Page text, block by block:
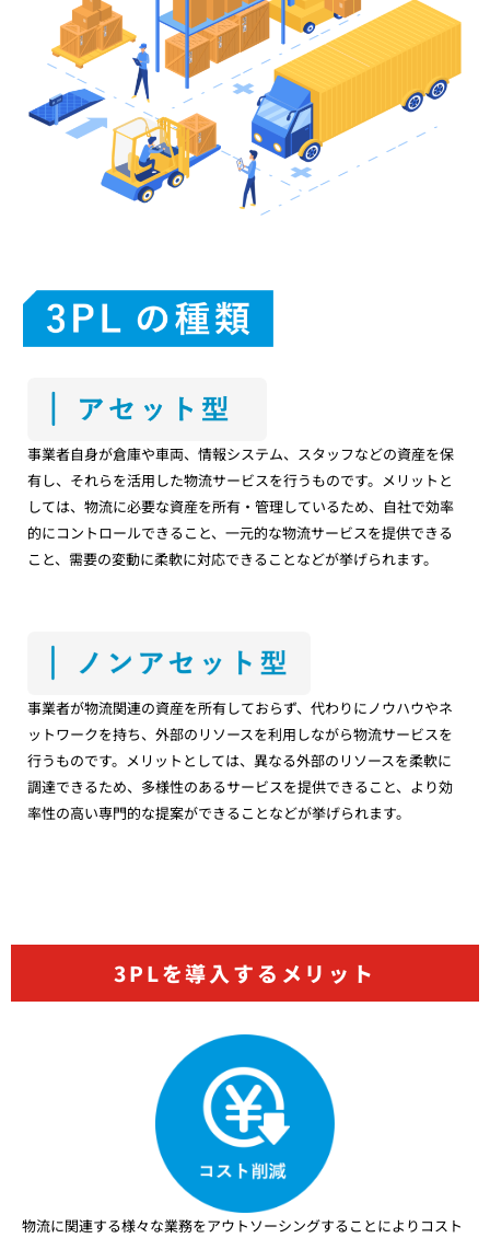
事業者自身が倉庫や車両、情報システム、スタッフなどの資産を保
有し、それらを活用した物流サービスを行うものです。メリットと
しては、物流に必要な資産を所有・管理しているため、自社で効率
的にコントロールできること、一元的な物流サービスを提供できる
こと、需要の変動に柔軟に対応できることなどが挙げられます。
事業者が物流関連の資産を所有しておらず、代わりにノウハウやネ
ットワークを持ち、外部のリソースを利用しながら物流サービスを
行うものです。メリットとしては、異なる外部のリソースを柔軟に
調達できるため、多様性のあるサービスを提供できること、より効
率性の高い専門的な提案ができることなどが挙げられます。
3PLを導入するメリット
物流に関連する様々な業務をアウトソーシングすることによりコスト